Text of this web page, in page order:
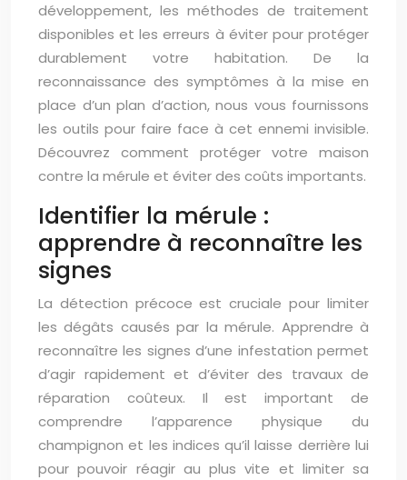
développement, les méthodes de traitement
disponibles et les erreurs à éviter pour protéger
durablement votre habitation. De la
reconnaissance des symptômes à la mise en
place d’un plan d’action, nous vous fournissons
les outils pour faire face à cet ennemi invisible.
Découvrez comment protéger votre maison
contre la mérule et éviter des coûts importants.
Identifier la mérule :
apprendre à reconnaître les
signes
La détection précoce est cruciale pour limiter
les dégâts causés par la mérule. Apprendre à
reconnaître les signes d’une infestation permet
d’agir rapidement et d’éviter des travaux de
réparation coûteux. Il est important de
comprendre l’apparence physique du
champignon et les indices qu’il laisse derrière lui
pour pouvoir réagir au plus vite et limiter sa